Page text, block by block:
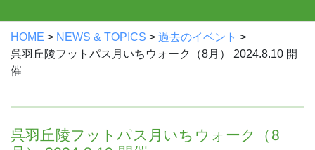
HOME > NEWS & TOPICS > 過去のイベント >
呉羽丘陵フットパス月いちウォーク（8月） 2024.8.10 開
催
呉羽丘陵フットパス月いちウォーク（8